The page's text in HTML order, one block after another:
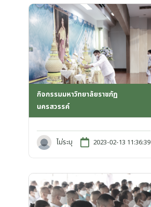
กิจกรรมมหาวิทยาลัยราชภัฏ
นครสวรรค์
ไม่ระบุ 2023-02-13 11:36:39